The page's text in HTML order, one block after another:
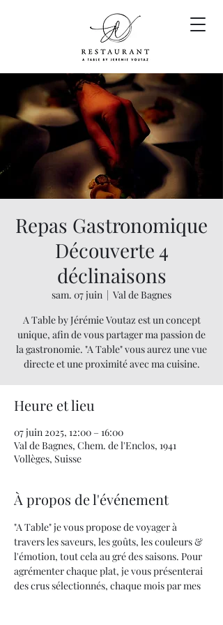
Repas Gastronomique
Découverte 4
déclinaisons
sam. 07 juin
  |
Val de Bagnes
A Table by Jérémie Voutaz est un concept
unique, afin de vous partager ma passion de
la gastronomie. "A Table" vous aurez une vue
directe et une proximité avec ma cuisine.
Heure et lieu
07 juin 2025, 12:00 – 16:00
Val de Bagnes, Chem. de l'Enclos, 1941
Vollèges, Suisse
À propos de l'événement
"A Table" je vous propose de voyager à
travers les saveurs, les goûts, les couleurs &
l'émotion, tout cela au gré des saisons. Pour
agrémenter chaque plat, je vous présenterai
des crus sélectionnés, chaque mois par mes